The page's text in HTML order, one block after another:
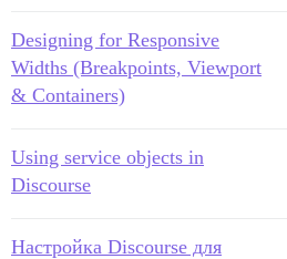
Designing for Responsive
Widths (Breakpoints, Viewport
& Containers)
Using service objects in
Discourse
Настройка Discourse для